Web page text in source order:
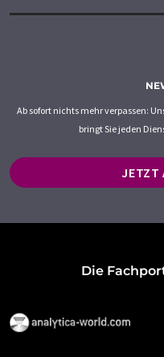
Ab sofort nichts mehr verpassen:
bringt Sie jeden
JETZT
Die